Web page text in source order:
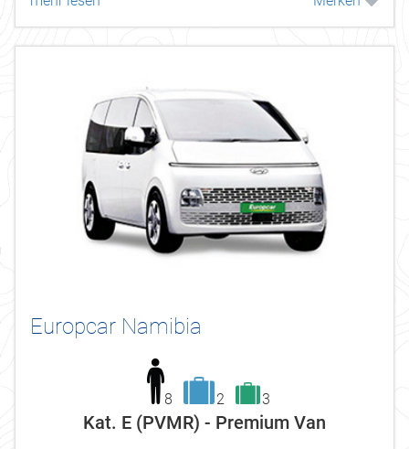
Radio/Bluetooth/USB-Anschluss/teilweise...
Europcar Namibia
8 2 3
Kat. E (PVMR) - Premium Van